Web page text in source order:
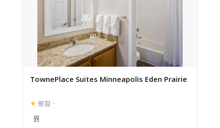
TownePlace Suites Minneapolis Eden Prairie
★ 평점 –